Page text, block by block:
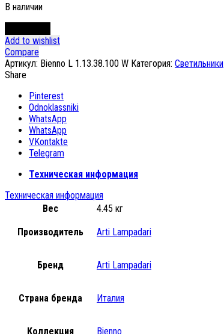
В наличии
Add to wishlist
Compare
Артикул: Bienno L 1.13.38.100 W Категория: Светильники
Share
Pinterest
Odnoklassniki
WhatsApp
WhatsApp
VKontakte
Telegram
Техническая информация
Техническая информация
Вес
4.45 кг
Производитель Arti Lampadari
Бренд Arti Lampadari
Страна бренда Италия
Коллекция Bienno